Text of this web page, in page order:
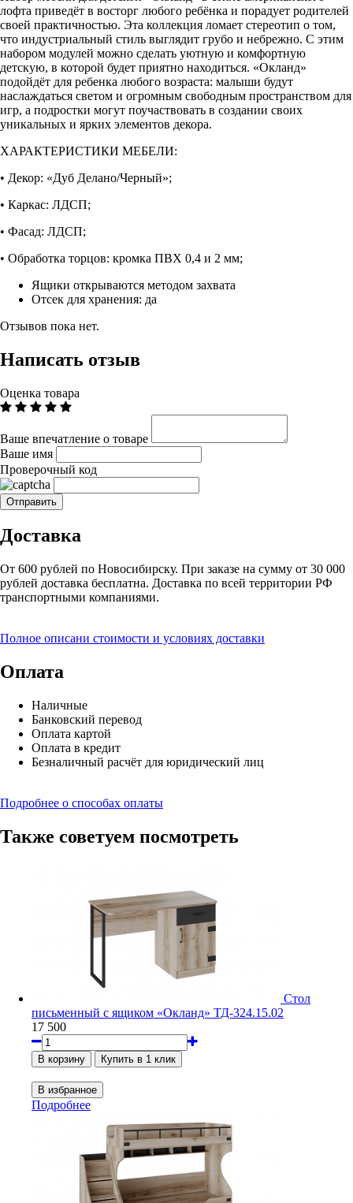
лофта приведёт в восторг любого ребёнка и порадует родителей
своей практичностью. Эта коллекция ломает стереотип о том,
что индустриальный стиль выглядит грубо и небрежно. С этим
набором модулей можно сделать уютную и комфортную
детскую, в которой будет приятно находиться. «Окланд»
подойдёт для ребенка любого возраста: малыши будут
наслаждаться светом и огромным свободным пространством для
игр, а подростки могут поучаствовать в создании своих
уникальных и ярких элементов декора.
ХАРАКТЕРИСТИКИ МЕБЕЛИ:
• Декор: «Дуб Делано/Черный»;
• Каркас: ЛДСП;
• Фасад: ЛДСП;
• Обработка торцов: кромка ПВХ 0,4 и 2 мм;
Ящики открываются методом захвата
Отсек для хранения: да
Отзывов пока нет.
Написать отзыв
Оценка товара
Ваше впечатление о товаре
Ваше имя
Проверочный код
Доставка
От 600 рублей по Новосибирску. При заказе на сумму от 30 000
рублей доставка бесплатна. Доставка по всей территории РФ
транспортными компаниями.
Полное описани стоимости и условиях доставки
Оплата
Наличные
Банковский перевод
Оплата картой
Оплата в кредит
Безналичный расчёт для юридический лиц
Подробнее о способах оплаты
Также советуем посмотреть
Стол
письменный с ящиком «Окланд» ТД-324.15.02
17 500
Подробнее